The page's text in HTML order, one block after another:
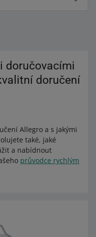
doručovacími
doručení
Allegro a s jakými
také, jaké
a nabídnout
průvodce rychlým